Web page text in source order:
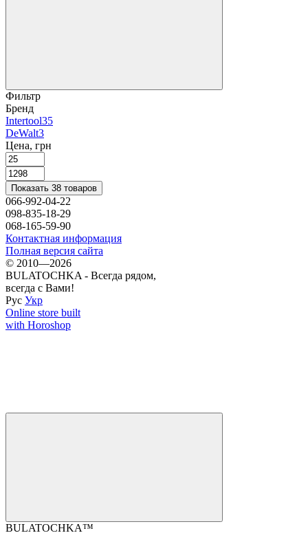
Фильтр
Бренд
Intertool35
DeWalt3
Цена, грн
Показать 38 товаров
066-992-04-22
098-835-18-29
068-165-59-90
Контактная информация
Полная версия сайта
© 2010—2026
BULATOCHKA - Всегда рядом,
всегда с Вами!
Рус Укр
Online store built
with Horoshop
BULATOCHKA™